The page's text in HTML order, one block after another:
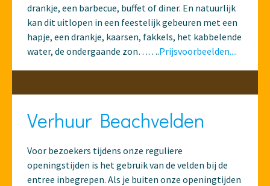
drankje, een barbecue, buffet of diner. En natuurlijk
kan dit uitlopen in een feestelijk gebeuren met een
hapje, een drankje, kaarsen, fakkels, het kabbelende
water, de ondergaande zon…….Prijsvoorbeelden....
Verhuur Beachvelden
Voor bezoekers tijdens onze reguliere
openingstijden is het gebruik van de velden bij de
entree inbegrepen. Als je buiten onze openingtijden